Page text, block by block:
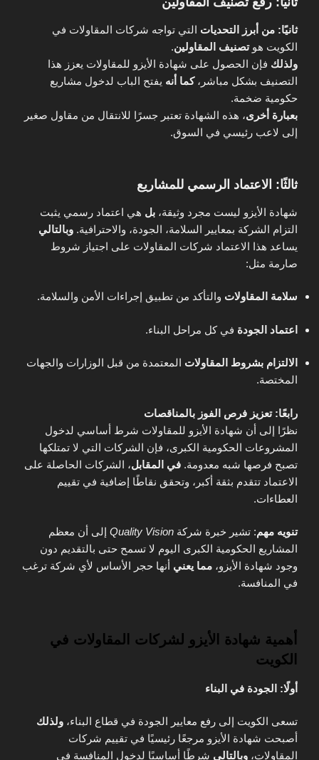
ثانيًا: من أبرز التحديات التي تواجه شركات المقاولات في
الكويت هوتصنيف المقاولين.
ولذلك فإن الحصول على شهادة الأيزو للمقاولات يعزز هذا
التصنيف بشكل مباشر،كما أنه يفتح الباب لدخول مشاريع
حكومية ضخمة.
بعبارة أخرى، هذه الشهادة تعتبر جسرًا للانتقال من مقاول صغير
إلى لاعب رئيسي في السوق.
ثالثًا: الاعتماد الرسمي للمشاريع
شهادة الأيزو ليست مجرد وثيقة، بل هي اعتماد رسمي يثبت
التزام الشركة بمعايير السلامة، الجودة، والاحترافية. وبالتالي
يساعد هذا الاعتماد شركات المقاولات على اجتياز شروط
صارمة مثل:
سلامة المقاولات والتأكد من تطبيق إجراءات الأمن والسلامة.
اعتماد الجودة في كل مراحل البناء.
الالتزام بشروط المقاولات المعتمدة من قبل الوزارات والجهات
المختصة.
رابعًا: تعزيز فرص الفوز بالمناقصات
نظرًا إلى أن شهادة الأيزو للمقاولات شرط أساسي لدخول
المشروعات الحكومية الكبرى، فإن الشركات التي لا تمتلكها
تصبح فرصها شبه معدومة. في المقابل، الشركات الحاصلة على
الاعتماد تتقدم بثقة أكبر، وتحقق نقاطًا إضافية في تقييم
العطاءات.
تنويه مهم: تشير خبرة شركة Quality Vision إلى أن معظم
المشاريع الحكومية الكبرى اليوم لا تسمح حتى بالتقديم دون
وجود شهادة الأيزو، مما يعني أنها حجر الأساس لأي شركة ترغب
في المنافسة.
أهمية شهادة الأيزو لشركات المقاولات في
الكويت
أولًا: الجودة في البناء
تسعى الكويت إلى رفع معايير الجودة في قطاع البناء، ولذلك
أصبحت شهادة الأيزو مرجعًا رئيسيًا في تقييم شركات
المقاولات، وبالتالي شرطًا أساسيًا لدخول المنافسة في